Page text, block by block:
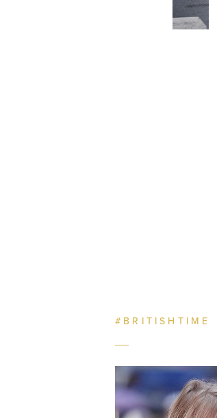
#BRITISHTIME